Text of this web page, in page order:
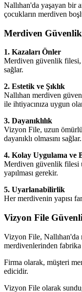
Nallıhan'da yaşayan bir
çocukların merdiven
Merdiven
1. Kazaları Önler
Merdiven güvenlik filesi,
sağlar.
2. Estetik ve Şıklık
Nallıhan merdiven
ile ihtiyacınıza uygun
3. Dayanıklılık
Vizyon File, uzun
dayanıklı olmasını sağlar.
4. Kolay Uygulama ve
Merdiven güvenlik filesi
yapılması gerekir.
5. Uyarlanabilirlik
Her merdivenin yapısı
Vizyon File
Vizyon File, Nallıhan'da
merdivenlerinden
Firma olarak, müşteri
edicidir.
Vizyon File olarak